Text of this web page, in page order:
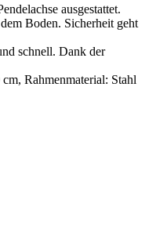
ausgestattet.
Boden. Sicherheit geht
schnell. Dank der
Rahmenmaterial: Stahl